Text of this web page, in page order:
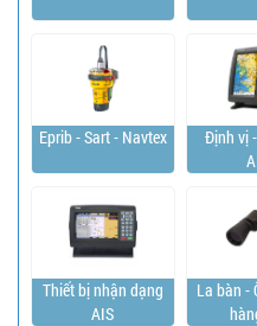
Eprib - Sart - Navtex
Định vị
Thiết bị nhận dạng
AIS
La bàn -